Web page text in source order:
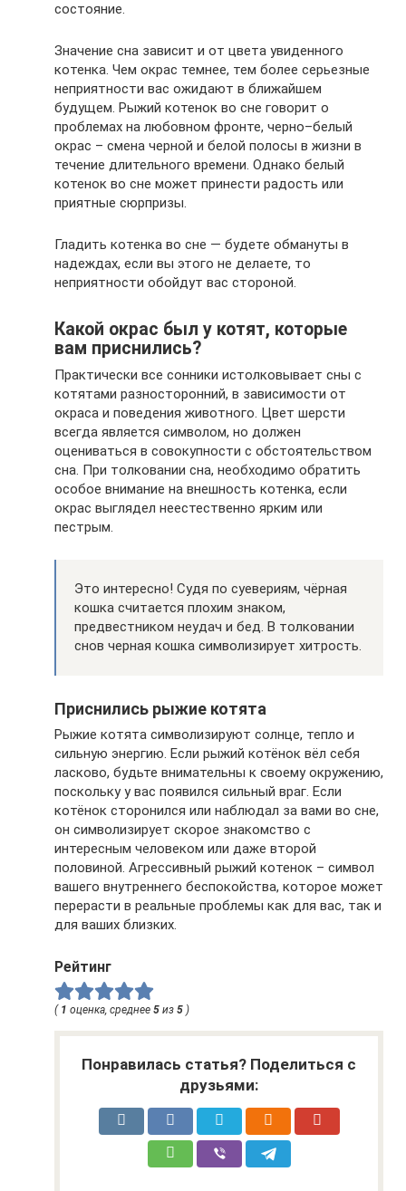
состояние.
Значение сна зависит и от цвета увиденного
котенка. Чем окрас темнее, тем более серьезные
неприятности вас ожидают в ближайшем
будущем. Рыжий котенок во сне говорит о
проблемах на любовном фронте, черно–белый
окрас – смена черной и белой полосы в жизни в
течение длительного времени. Однако белый
котенок во сне может принести радость или
приятные сюрпризы.
Гладить котенка во сне — будете обмануты в
надеждах, если вы этого не делаете, то
неприятности обойдут вас стороной.
Какой окрас был у котят, которые
вам приснились?
Практически все сонники истолковывает сны с
котятами разносторонний, в зависимости от
окраса и поведения животного. Цвет шерсти
всегда является символом, но должен
оцениваться в совокупности с обстоятельством
сна. При толковании сна, необходимо обратить
особое внимание на внешность котенка, если
окрас выглядел неестественно ярким или
пестрым.
Это интересно! Судя по суевериям, чёрная
кошка считается плохим знаком,
предвестником неудач и бед. В толковании
снов черная кошка символизирует хитрость.
Приснились рыжие котята
Рыжие котята символизируют солнце, тепло и
сильную энергию. Если рыжий котёнок вёл себя
ласково, будьте внимательны к своему окружению,
поскольку у вас появился сильный враг. Если
котёнок сторонился или наблюдал за вами во сне,
он символизирует скорое знакомство с
интересным человеком или даже второй
половиной. Агрессивный рыжий котенок – символ
вашего внутреннего беспокойства, которое может
перерасти в реальные проблемы как для вас, так и
для ваших близких.
Рейтинг
( 1 оценка, среднее 5 из 5 )
Понравилась статья? Поделиться с
друзьями: